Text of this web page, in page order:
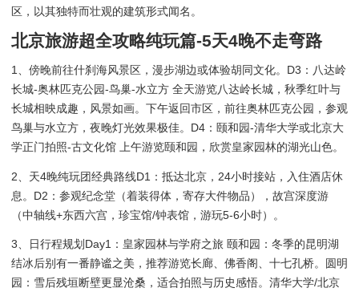
区，以其独特而壮观的建筑形式闻名。
北京旅游超全攻略纯玩篇-5天4晚不走弯路
1、傍晚前往什刹海风景区，漫步湖边或体验胡同文化。D3：八达岭
长城-奥林匹克公园-鸟巢-水立方 全天游览八达岭长城，秋季红叶与
长城相映成趣，风景如画。下午返回市区，前往奥林匹克公园，参观
鸟巢与水立方，夜晚灯光效果极佳。D4：颐和园-清华大学或北京大
学正门拍照-古文化馆 上午游览颐和园，欣赏皇家园林的湖光山色。
2、天4晚纯玩团经典路线D1：抵达北京，24小时接站，入住酒店休
息。D2：参观纪念堂（着装得体，寄存大件物品），故宫深度游
（中轴线+东西六宫，珍宝馆/钟表馆，游玩5-6小时）。
3、日行程规划Day1：皇家园林与学府之旅 颐和园：冬季的昆明湖
结冰后别有一番静谧之美，推荐游览长廊、佛香阁、十七孔桥。圆明
园：雪后残垣断壁更显沧桑，适合拍照与历史感悟。清华大学/北京